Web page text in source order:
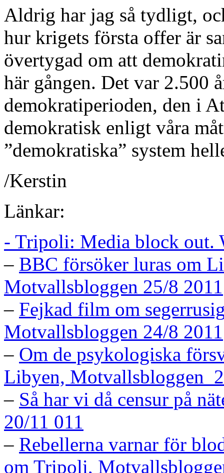
Aldrig har jag så tydligt,
hur krigets första offer är
övertygad om att
här gången. Det var 2.500
demokratiperioden, den i
demokratisk enligt våra
”demokratiska” system
/Kerstin
Länkar:
- Tripoli: Media block out.
– BBC försöker luras om
Motvallsbloggen 25/8 2011
– Fejkad film om
Motvallsbloggen 24/8 2011
– Om de psykologiska
Libyen, Motvallsbloggen
– Så har vi då censur på
20/11 011
– Rebellerna varnar för
om Tripoli,